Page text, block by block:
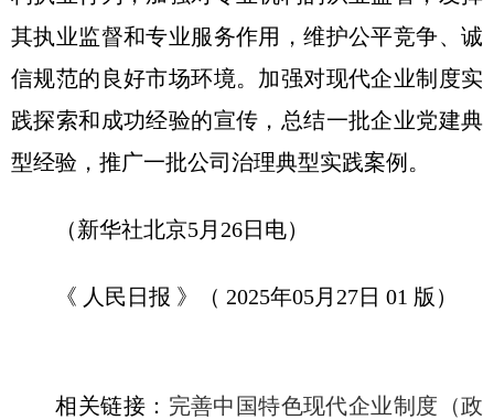
其执业监督和专业服务作用，维护公平竞争、诚
信规范的良好市场环境。加强对现代企业制度实
践探索和成功经验的宣传，总结一批企业党建典
型经验，推广一批公司治理典型实践案例。
（新华社北京5月26日电）
《 人民日报 》（ 2025年05月27日 01 版）
相关链接： 完善中国特色现代企业制度（政